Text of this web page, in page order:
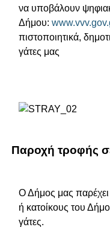
να υποβάλουν
Δήμου:
πιστοποιητικά,
γάτες μας
Παροχή τροφής
Ο Δήμος μας
ή κατοίκους του
γάτες.